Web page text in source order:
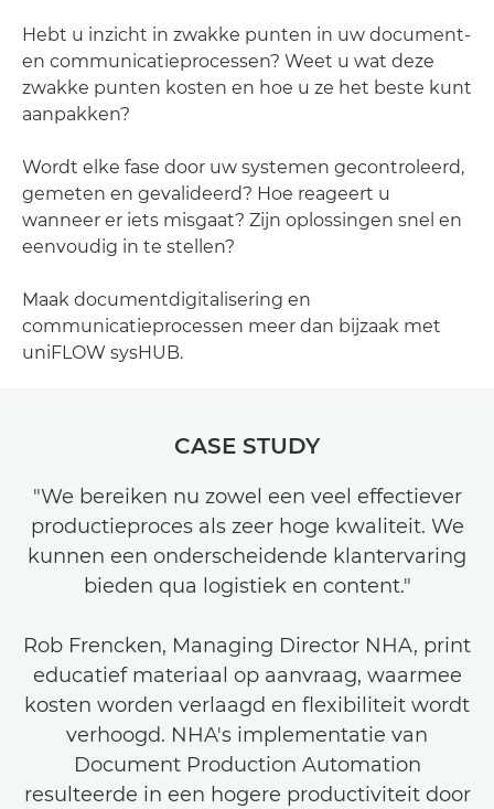
Hebt u inzicht in zwakke punten in uw document-
en communicatieprocessen? Weet u wat deze
zwakke punten kosten en hoe u ze het beste kunt
aanpakken?
Wordt elke fase door uw systemen gecontroleerd,
gemeten en gevalideerd? Hoe reageert u
wanneer er iets misgaat? Zijn oplossingen snel en
eenvoudig in te stellen?
Maak documentdigitalisering en
communicatieprocessen meer dan bijzaak met
uniFLOW sysHUB.
CASE STUDY
"We bereiken nu zowel een veel effectiever
productieproces als zeer hoge kwaliteit. We
kunnen een onderscheidende klantervaring
bieden qua logistiek en content."
Rob Frencken, Managing Director NHA, print
educatief materiaal op aanvraag, waarmee
kosten worden verlaagd en flexibiliteit wordt
verhoogd. NHA's implementatie van
Document Production Automation
resulteerde in een hogere productiviteit door